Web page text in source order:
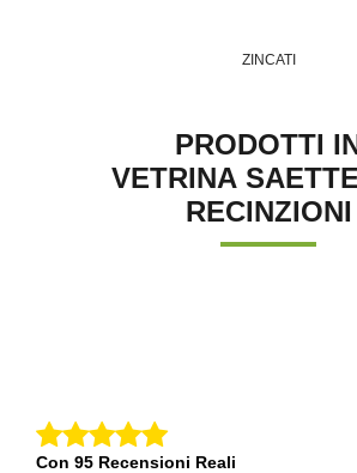
ZINCATI
PRODOTTI
VETRINA
RECINZIONI
Con 95 Recensioni Reali